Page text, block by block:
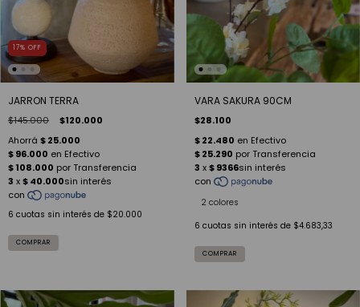
17% OFF
JARRON TERRA
$145.000 $120.000
6 cuotas sin interés de $20.000
VARA SAKURA 90CM
$28.100
2 colores
6 cuotas sin interés de $4.683,33
COMPRAR